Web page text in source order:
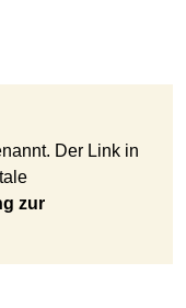
Der Link in
zur